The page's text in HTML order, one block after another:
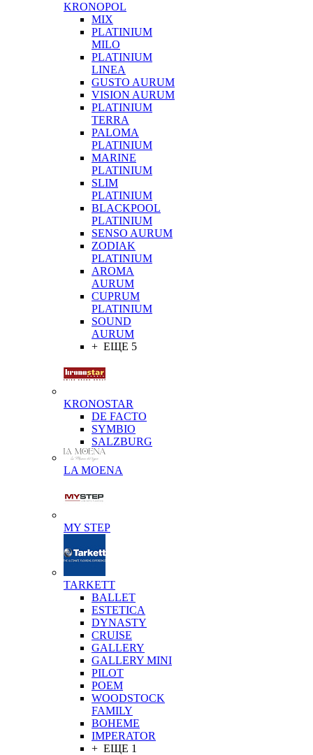
KRONOPOL
MIX
PLATINIUM
MILO
PLATINIUM
LINEA
GUSTO AURUM
VISION AURUM
PLATINIUM
TERRA
PALOMA
PLATINIUM
MARINE
PLATINIUM
SLIM
PLATINIUM
BLACKPOOL
PLATINIUM
SENSO AURUM
ZODIAK
PLATINIUM
AROMA
AURUM
CUPRUM
PLATINIUM
SOUND
AURUM
+ ЕЩЕ 5
KRONOSTAR
DE FACTO
SYMBIO
SALZBURG
LA MOENA
MY STEP
TARKETT
BALLET
ESTETICA
DYNASTY
CRUISE
GALLERY
GALLERY MINI
PILOT
POEM
WOODSTOCK
FAMILY
BOHEME
IMPERATOR
+ ЕЩЕ 1